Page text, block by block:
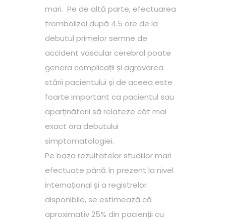
mari. Pe de altă parte, efectuarea
trombolizei după 4.5 ore de la
debutul primelor semne de
accident vascular cerebral poate
genera complicații și agravarea
stării pacientului și de aceea este
foarte important ca pacientul sau
aparținătorii să relateze cât mai
exact ora debutului
simptomatologiei.
Pe baza rezultatelor studiilor mari
efectuate până în prezent la nivel
internațional și a registrelor
disponibile, se estimează că
aproximativ 25% din pacienții cu